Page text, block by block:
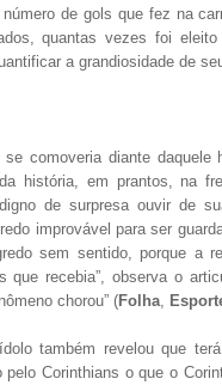
de gols que fez na
quantas vezes foi eleito
a grandiosidade de
se comoveria diante daquele
história, em prantos, na
de surpresa ouvir de
improvável para ser
sem sentido, porque a
que recebia”, observa o
chorou” (Folha
também revelou que
pelo Corinthians o que o